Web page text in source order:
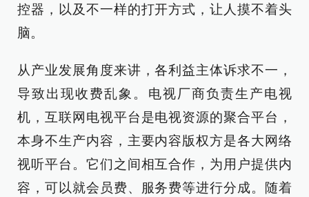
控器，以及不一样的打开方式，让人摸不着头
脑。
从产业发展角度来讲，各利益主体诉求不一，
导致出现收费乱象。电视厂商负责生产电视
机，互联网电视平台是电视资源的聚合平台，
本身不生产内容，主要内容版权方是各大网络
视听平台。它们之间相互合作，为用户提供内
容，可以就会员费、服务费等进行分成。随着